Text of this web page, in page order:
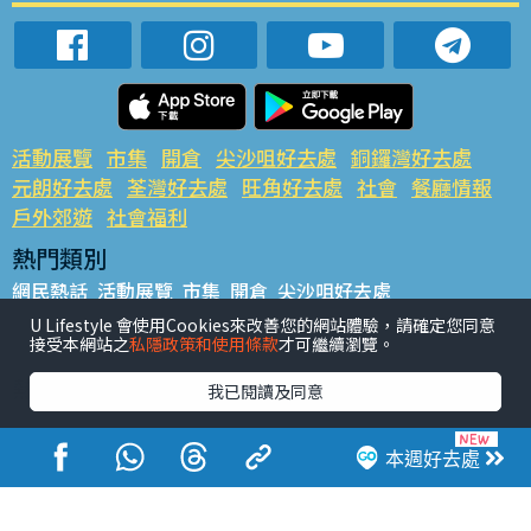
本週好去處
活動展覽 市集 開倉 尖沙咀好去處 銅鑼灣好去處
元朗好去處 荃灣好去處 旺角好去處 社會 餐廳情報
戶外郊遊 社會福利
熱門類別
網民熱話 活動展覽 市集 開倉 尖沙咀好去處
銅鑼灣好去處 元朗好去處 荃灣好去處 旺角好去處 社會
餐廳情報 戶外郊遊
熱門標籤
#UGO搵好去處 #人氣活動推介 #美食社群熱話
#親子玩樂好去處
#ULifestyle應用程式
#限時搶
#UJetso禮物放送
#ULifestyle商戶中心 #著數 #網絡熱話
U Lifestyle 會使用Cookies來改善您的網站體驗，請確定您同意
接受本網站之私隱政策和使用條款才可繼續瀏覽。
我已閱讀及同意